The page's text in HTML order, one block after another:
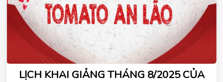
mắn. Xem lịch học chi tiết ngay!
LỊCH KHAI GIẢNG THÁNG 8/2025 CỦA